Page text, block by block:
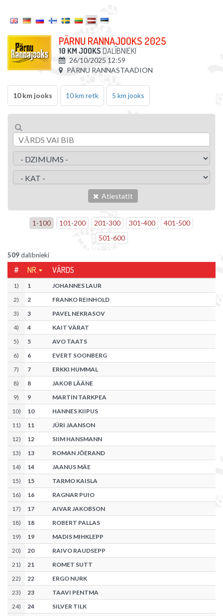
PÄRNU RANNAJOOKS 2025
10 KM JOOKS DALĪBNIEKI
26/10/2025 12:59
PÄRNU RANNASTAADION
10 km jooks 10 km retk 5 km jooks
Atiestatīt
1-100 101-200 201-300 301-400 401-500
501-600
509dalībnieki
# NR. VĀRDS
1) 1
JOHANNES LAUR
2) 2
FRANKO REINHOLD
3) 3
PAVEL NEKRASOV
4) 4
KAIT VÄRAT
5) 5
AVO TAATS
6) 6
EVERT SOONBERG
7) 7
ERKKI HUMMAL
8) 8
JAKOB LÄÄNE
9) 9
MARTIN TARKPEA
10) 10
HANNES KIIPUS
11) 11
JÜRI JAANSON
12) 12
SIIM HANSMANN
13) 13
ROMAN JÕERAND
14) 14
JAANUS MÄE
15) 15
TARMO KAISLA
16) 16
RAGNAR PUIO
17) 17
AIVAR JAKOBSON
18) 18
ROBERT PALLAS
19) 19
MADIS MIHKLEPP
20) 20
RAIVO RAUDSEPP
21) 21
ROMET SUTT
22) 22
ERGO NURK
23) 23
TAAVI PENTMA
24) 24
SILVER TILK